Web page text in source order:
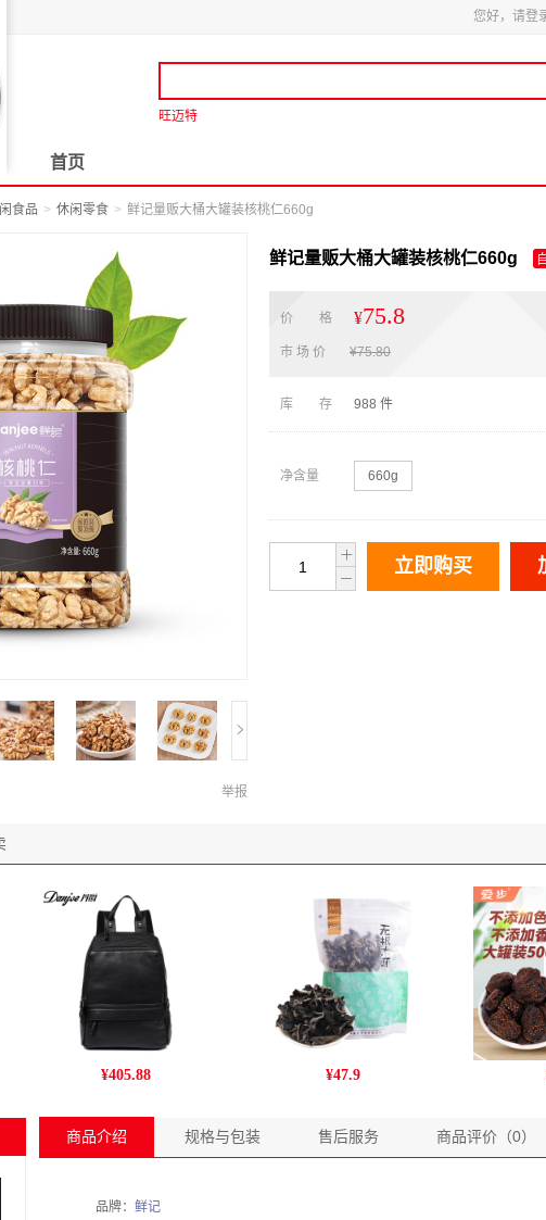
您好，请登
旺迈特
首页
食品 休闲零食 鲜记量贩大桶大罐装核桃仁660g
举报
鲜记量贩大桶大罐装核桃仁660g
价 格 ¥75.8
市 场 价 ¥75.80
库 存 988 件
净含量 660g
立即购买
丹爵(DANJUE)新款男包 商
¥405.88
姚朵朵无根木耳 南北菌菇
¥47.9 爱步罐
商品介绍 规格与包装 售后服务 商品评价（0）
品牌： 鲜记